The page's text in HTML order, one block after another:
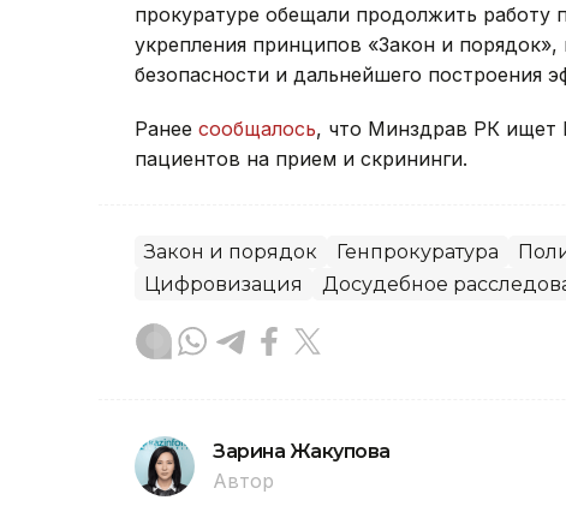
прокуратуре обещали продолжить
укрепления принципов «Закон и
безопасности и дальнейшего построения
Ранее сообщалось, что Минздрав РК ищет
пациентов на прием и скрининги.
Закон и порядок Генпрокуратура
Цифровизация
Досудебное
Зарина Жакупова
Автор